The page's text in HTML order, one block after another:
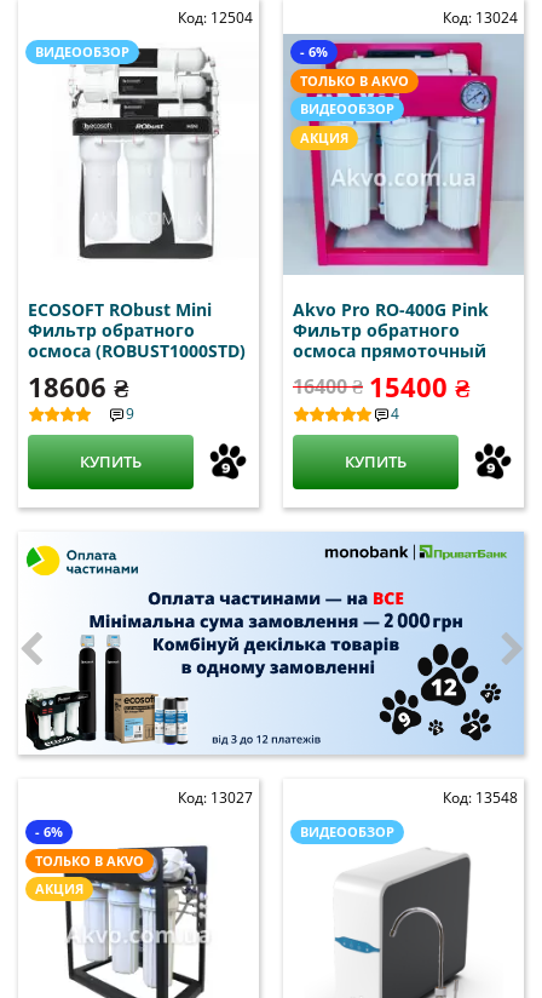
Код: 12504
ECOSOFT RObust Mini
Фильтр обратного
осмоса (ROBUST1000STD)
18606 ₴
9
КУПИТЬ
ВИДЕООБЗОР
Код: 13024
Akvo Pro RO-400G Pink
Фильтр обратного
осмоса прямоточный
16400 ₴ 15400 ₴
4
КУПИТЬ
- 6%
ТОЛЬКО В AKVO
ВИДЕООБЗОР
АКЦИЯ
Код: 13027
- 6%
ТОЛЬКО В AKVO
АКЦИЯ
Код: 13548
ВИДЕООБЗОР